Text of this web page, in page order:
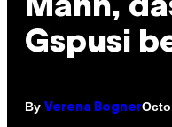
Mann,
Gspusi
By Verena Bogner